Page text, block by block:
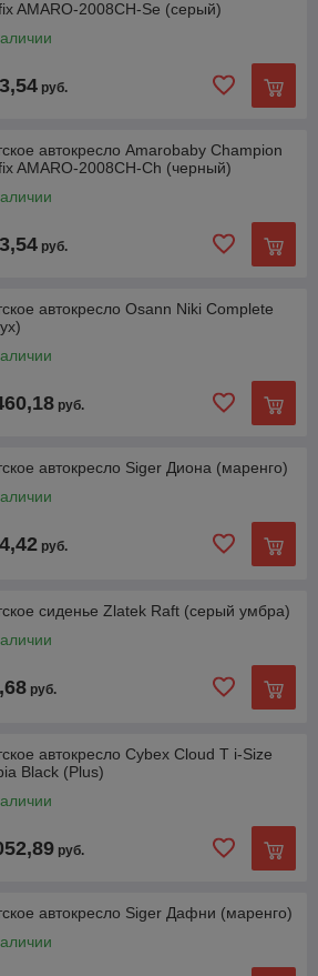
AMARO-2008CH-Se (серый)
руб.
автокресло Amarobaby Champion
AMARO-2008CH-Ch (черный)
руб.
автокресло Osann Niki Complete
руб.
автокресло Siger Диона (маренго)
руб.
сиденье Zlatek Raft (серый умбра)
руб.
автокресло Cybex Cloud T i-Size
Black (Plus)
руб.
автокресло Siger Дафни (маренго)